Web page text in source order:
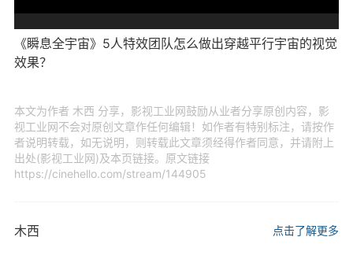
《瞬息全宇宙》5人特效团队怎么做出穿越平行宇宙的视觉
效果？
本文为作者 木西 分享，影视工业网鼓励从业者分享原创内容，影
视工业网不会对原创文章作任何编辑！如作者有特别标注，请按作
者说明转载，如无说明，则转载此文章须经得作者同意，并请附上
出处(影视工业网)及本页链接。原文链接
https://cinehello.com/stream/144905
木西 点击了解更多